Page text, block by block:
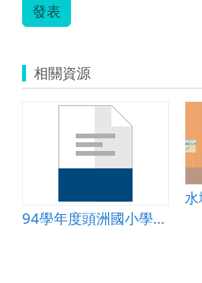
發表
相關資源
94學年度頭洲國小學校課程計畫